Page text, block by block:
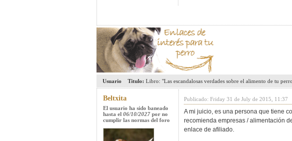
Usuario Titulo: Libro: "Las escandalosas verdades sobre el alimento de tu
Beltxita
El usuario ha sido baneado
hasta el 06/10/2027 por no
cumplir las normas del foro
Publicado: Friday 31 de July de 2015, 11:37
A mi juicio, es una persona que tiene
recomienda empresas / alimentación
enlace de afiliado.